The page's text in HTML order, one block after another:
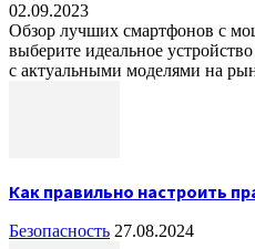
02.09.2023
Обзор лучших смартфонов с
выберите идеальное
с актуальными моделями на
Как правильно настроить
Безопасность 27.08.2024